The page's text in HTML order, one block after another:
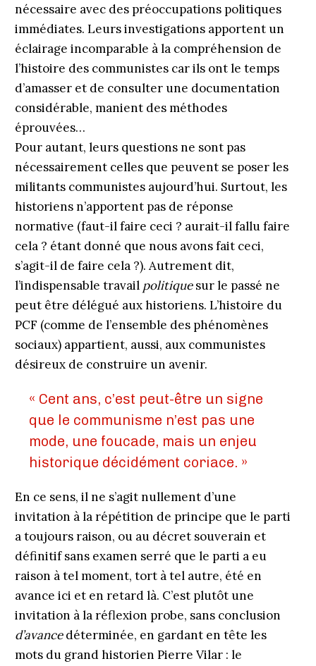
nécessaire avec des préoccupations politiques
immédiates. Leurs investigations apportent un
éclairage incomparable à la compréhension de
l’histoire des communistes car ils ont le temps
d’amasser et de consulter une documentation
considérable, manient des méthodes
éprouvées…
Pour autant, leurs questions ne sont pas
nécessairement celles que peuvent se poser les
militants communistes aujourd’hui. Surtout, les
historiens n’apportent pas de réponse
normative (faut-il faire ceci ? aurait-il fallu faire
cela ? étant donné que nous avons fait ceci,
s’agit-il de faire cela ?). Autrement dit,
l’indispensable travail politiquesur le passé ne
peut être délégué aux historiens. L’histoire du
PCF (comme de l’ensemble des phénomènes
sociaux) appartient, aussi, aux communistes
désireux de construire un avenir.
« Cent ans, c’est peut-être un signe
que le communisme n’est pas une
mode, une foucade, mais un enjeu
historique décidément coriace. »
En ce sens, il ne s’agit nullement d’une
invitation à la répétition de principe que le parti
a toujours raison, ou au décret souverain et
définitif sans examen serré que le parti a eu
raison à tel moment, tort à tel autre, été en
avance ici et en retard là. C’est plutôt une
invitation à la réflexion probe, sans conclusion
d’avancedéterminée, en gardant en tête les
mots du grand historien Pierre Vilar : le